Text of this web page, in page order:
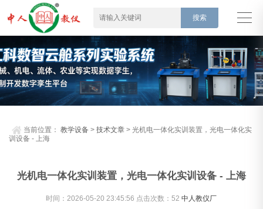
当前位置：教学设备 >技术文章 > 光机电一体化实训装置，光电一体化实
训设备 - 上海
光机电一体化实训装置，光电一体化实训设备 - 上海
时间：2026-05-20 23:45:56 点击次数：52中人教仪厂